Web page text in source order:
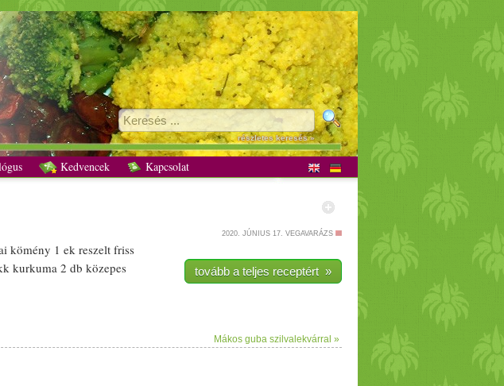
részletes keresés »
Kedvencek Kapcsolat
2020. JÚNIUS 17. VEGAVARÁZS
tovább a teljes receptért »
kömény 1 ek reszelt friss
kurkuma2 db közepes
Mákos guba szilvalekvárral »